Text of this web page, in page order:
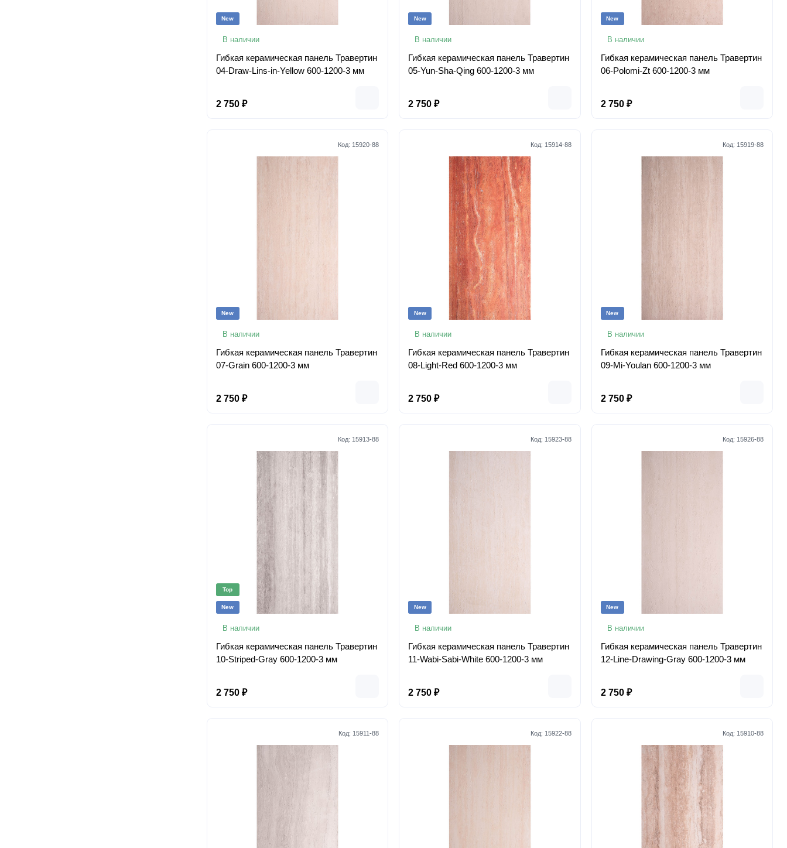
New
В наличии
Гибкая керамическая панель Травертин
04-Draw-Lins-in-Yellow 600-1200-3 мм
2 750 ₽
New
В наличии
Гибкая керамическая панель Травертин
05-Yun-Sha-Qing 600-1200-3 мм
2 750 ₽
New
В наличии
Гибкая керамическая панель Травертин
06-Polomi-Zt 600-1200-3 мм
2 750 ₽
Код: 15920-88
New
В наличии
Гибкая керамическая панель Травертин
07-Grain 600-1200-3 мм
2 750 ₽
Код: 15914-88
New
В наличии
Гибкая керамическая панель Травертин
08-Light-Red 600-1200-3 мм
2 750 ₽
Код: 15919-88
New
В наличии
Гибкая керамическая панель Травертин
09-Mi-Youlan 600-1200-3 мм
2 750 ₽
Код: 15913-88
Top
New
В наличии
Гибкая керамическая панель Травертин
10-Striped-Gray 600-1200-3 мм
2 750 ₽
Код: 15923-88
New
В наличии
Гибкая керамическая панель Травертин
11-Wabi-Sabi-White 600-1200-3 мм
2 750 ₽
Код: 15926-88
New
В наличии
Гибкая керамическая панель Травертин
12-Line-Drawing-Gray 600-1200-3 мм
2 750 ₽
Код: 15911-88 Код: 15922-88 Код: 15910-88